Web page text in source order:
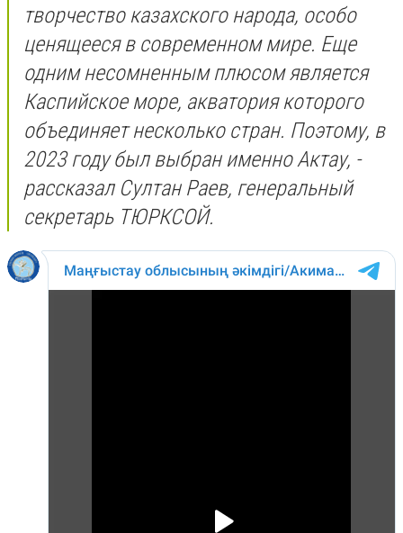
творчество казахского народа, особо
ценящееся в современном мире. Еще
одним несомненным плюсом является
Каспийское море, акватория которого
объединяет несколько стран. Поэтому, в
2023 году был выбран именно Актау, -
рассказал Султан Раев, генеральный
секретарь ТЮРКСОЙ.